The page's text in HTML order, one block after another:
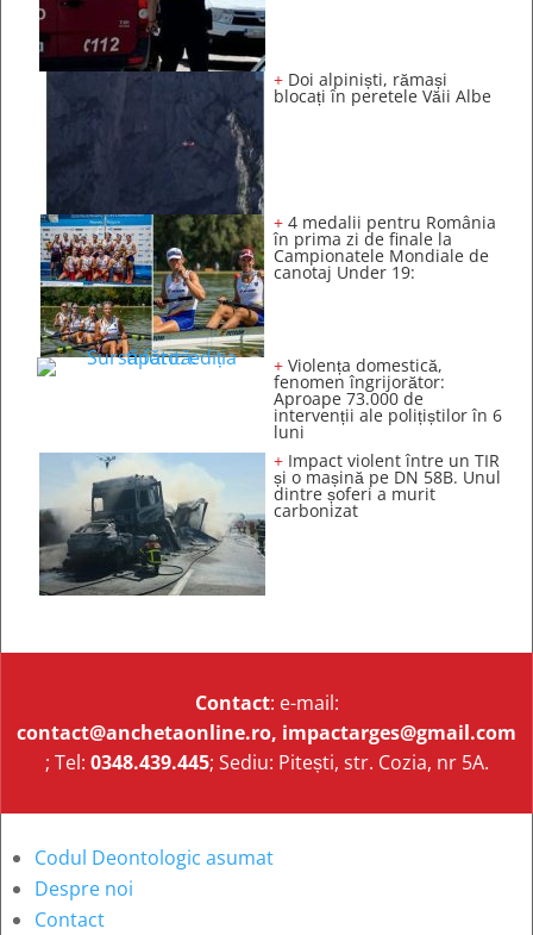
+ Doi alpiniști, rămași
blocați în peretele Văii Albe
+ 4 medalii pentru România
în prima zi de finale la
Campionatele Mondiale de
canotaj Under 19:
+ Violența domestică,
fenomen îngrijorător:
Aproape 73.000 de
intervenții ale polițiștilor în 6
luni
+ Impact violent între un TIR
și o mașină pe DN 58B. Unul
dintre șoferi a murit
carbonizat
Contact: e-mail:
contact@anchetaonline.ro, impactarges@gmail.com
; Tel: 0348.439.445; Sediu: Pitești, str. Cozia, nr 5A.
Codul Deontologic asumat
Despre noi
Contact